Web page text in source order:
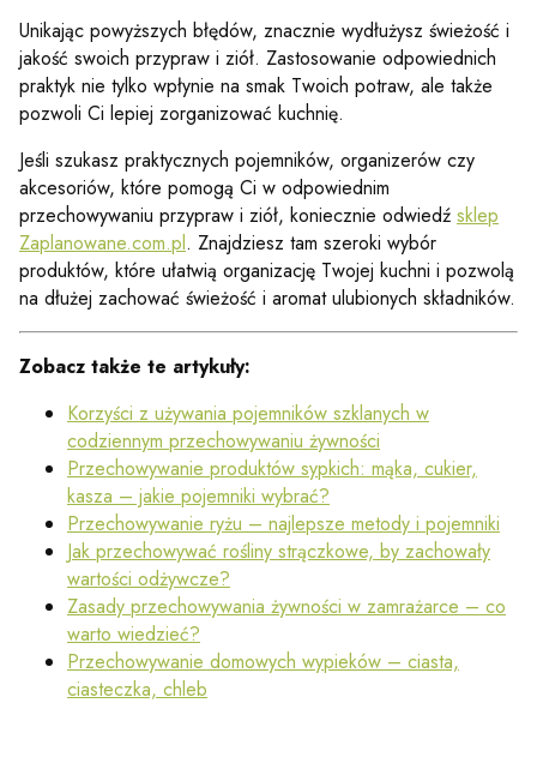
Unikając powyższych błędów, znacznie wydłużysz świeżość i
jakość swoich przypraw i ziół. Zastosowanie odpowiednich
praktyk nie tylko wpłynie na smak Twoich potraw, ale także
pozwoli Ci lepiej zorganizować kuchnię.
Jeśli szukasz praktycznych pojemników, organizerów czy
akcesoriów, które pomogą Ci w odpowiednim
przechowywaniu przypraw i ziół, koniecznie odwiedź sklep
Zaplanowane.com.pl. Znajdziesz tam szeroki wybór
produktów, które ułatwią organizację Twojej kuchni i pozwolą
na dłużej zachować świeżość i aromat ulubionych składników.
Zobacz także te artykuły:
Korzyści z używania pojemników szklanych w
codziennym przechowywaniu żywności
Przechowywanie produktów sypkich: mąka, cukier,
kasza – jakie pojemniki wybrać?
Przechowywanie ryżu – najlepsze metody i pojemniki
Jak przechowywać rośliny strączkowe, by zachowały
wartości odżywcze?
Zasady przechowywania żywności w zamrażarce – co
warto wiedzieć?
Przechowywanie domowych wypieków – ciasta,
ciasteczka, chleb